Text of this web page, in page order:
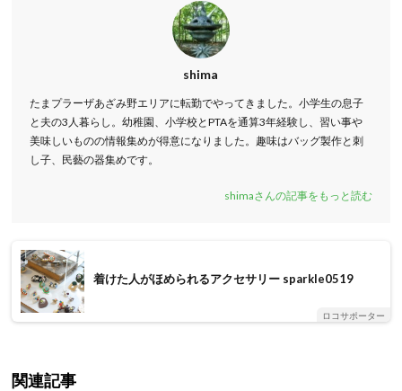
shima
たまプラーザあざみ野エリアに転勤でやってきました。小学生の息子
と夫の3人暮らし。幼稚園、小学校とPTAを通算3年経験し、習い事や
美味しいものの情報集めが得意になりました。趣味はバッグ製作と刺
し子、民藝の器集めです。
shimaさんの記事をもっと読む
着けた人がほめられるアクセサリー sparkle0519
ロコサポーター
関連記事